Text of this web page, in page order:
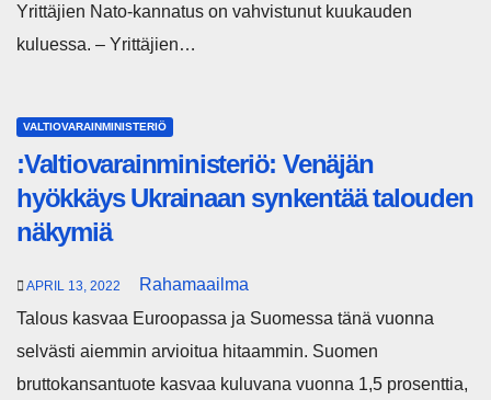
Yrittäjien Nato-kannatus on vahvistunut kuukauden
kuluessa. – Yrittäjien…
VALTIOVARAINMINISTERIÖ
:Valtiovarainministeriö: Venäjän
hyökkäys Ukrainaan synkentää talouden
näkymiä
APRIL 13, 2022
Rahamaailma
Talous kasvaa Euroopassa ja Suomessa tänä vuonna
selvästi aiemmin arvioitua hitaammin. Suomen
bruttokansantuote kasvaa kuluvana vuonna 1,5 prosenttia,